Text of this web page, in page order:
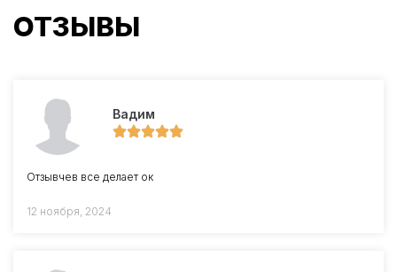
ОТЗЫВЫ
Вадим
Отзывчев все делает ок
12 ноября, 2024